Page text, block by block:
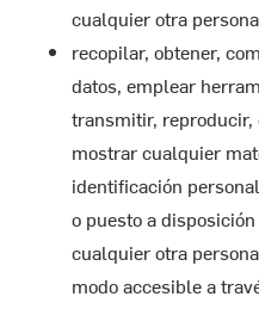
cualquier otra
recopilar, obtener,
datos, emplear
transmitir, reproducir,
mostrar cualquier
identificación
o puesto a
cualquier otra
modo accesible a